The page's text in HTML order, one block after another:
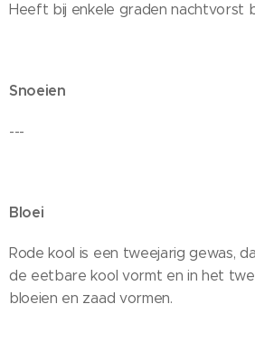
Heeft bij enkele graden nachtvorst
Snoeien
---
Bloei
Rode kool is een tweejarig gewas,
de eetbare kool vormt en in het
bloeien en zaad vormen.